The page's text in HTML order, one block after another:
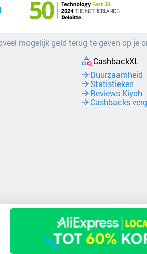
mogelijk geld terug te geven op je
CashbackXL
Duurzaamheid
Statistieken
Reviews Kiyoh
Cashbacks